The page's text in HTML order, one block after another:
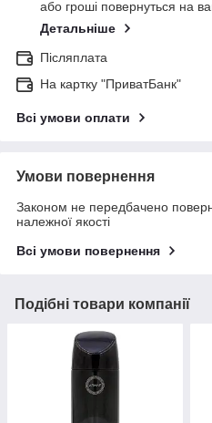
або гроші повернуться на
Детальніше
Післяплата
На картку "ПриватБанк"
Всі умови оплати
Умови повернення
Законом не передбачено
належної якості
Всі умови повернення
Подібні товари компанії